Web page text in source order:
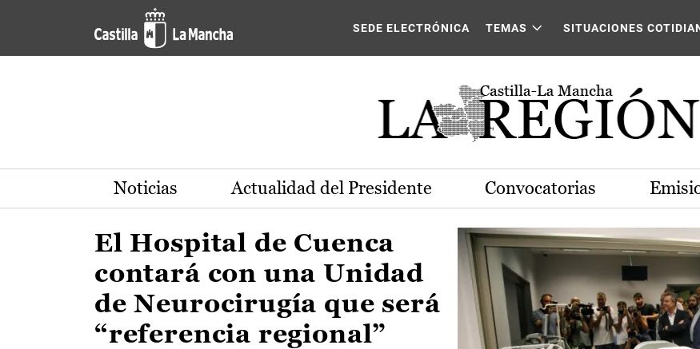
Pasar al contenido principal
Actualidad de la región de Castilla-La Mancha
SEDE ELECTRÓNICA TEMAS SITUACIONES
Noticias Actualidad del Presidente Convocatorias
El Hospital de Cuenca
contará con una Unidad
de Neurocirugía que será
“referencia regional”